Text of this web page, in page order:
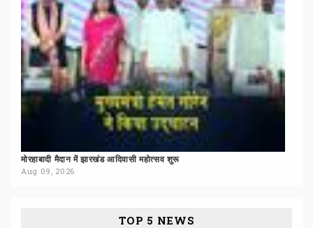
मोरहाबादी मैदान में झारखंड आदिवासी महोत्सव शुरू
Aug 09, 2026
TOP 5 NEWS